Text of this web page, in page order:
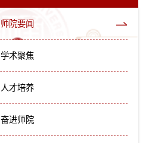
师院要闻
学术聚焦
人才培养
奋进师院